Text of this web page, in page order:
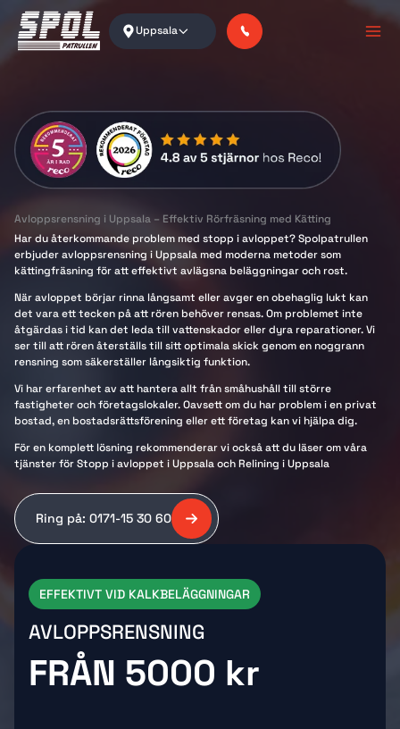
content
Uppsala
Avloppsrensning i Uppsala – Effektiv Rörfräsning med Kätting
Har du återkommande problem med stopp i avloppet? Spolpatrullen
erbjuder avloppsrensning i Uppsala med moderna metoder som
kättingfräsning för att effektivt avlägsna beläggningar och rost.
När avloppet börjar rinna långsamt eller avger en obehaglig lukt kan
det vara ett tecken på att rören behöver rensas. Om problemet inte
åtgärdas i tid kan det leda till vattenskador eller dyra reparationer. Vi
ser till att rören återställs till sitt optimala skick genom en noggrann
rensning som säkerställer långsiktig funktion.
Vi har erfarenhet av att hantera allt från småhushåll till större
fastigheter och företagslokaler. Oavsett om du har problem i en privat
bostad, en bostadsrättsförening eller ett företag kan vi hjälpa dig.
För en komplett lösning rekommenderar vi också att du läser om våra
tjänster för Stopp i avloppet i Uppsala och Relining i Uppsala
Ring på: 0171-15 30 60
EFFEKTIVT VID KALKBELÄGGNINGAR
AVLOPPSRENSNING
FRÅN 5000 kr